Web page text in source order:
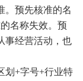
。预先核准的名
名称失效。预
事经营活动，也
划+字号+行业特